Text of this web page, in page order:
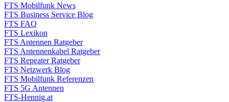
FTS Mobilfunk News
FTS Business Service Blog
FTS FAQ
FTS Lexikon
FTS Antennen Ratgeber
FTS Antennenkabel Ratgeber
FTS Repeater Ratgeber
FTS Netzwerk Blog
FTS Mobilfunk Referenzen
FTS 5G Antennen
FTS-Hennig.at